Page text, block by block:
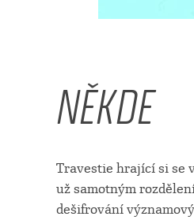
NĚKDE
Travestie hrající si se
už samotným
dešifrování